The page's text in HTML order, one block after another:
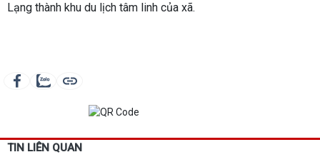
Lạng thành khu du lịch tâm linh của xã.
TIN LIÊN QUAN